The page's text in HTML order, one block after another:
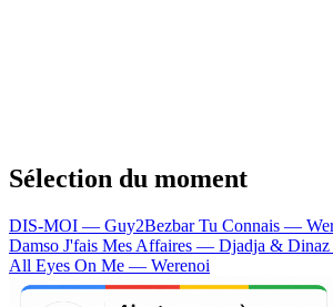
Sélection du moment
DIS-MOI — Guy2BezbarTu Connais —
Damso J'fais Mes Affaires — Djadja & Dinaz
All Eyes On Me — Werenoi